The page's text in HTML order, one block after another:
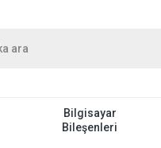
Bilgisayar
Bileşenleri